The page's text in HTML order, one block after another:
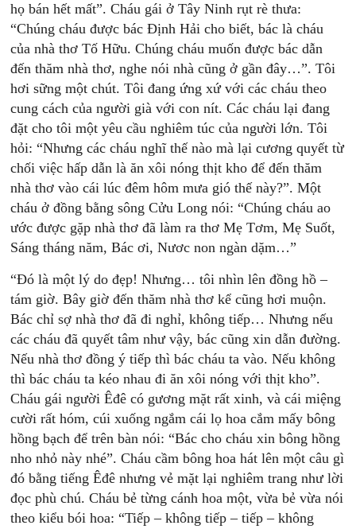
họ bán hết mất”. Cháu gái ở Tây Ninh rụt rè thưa:
“Chúng cháu được bác Định Hải cho biết, bác là cháu
của nhà thơ Tố Hữu. Chúng cháu muốn được bác dẫn
đến thăm nhà thơ, nghe nói nhà cũng ở gần đây…”. Tôi
hơi sững một chút. Tôi đang ứng xứ với các cháu theo
cung cách của người già với con nít. Các cháu lại đang
đặt cho tôi một yêu cầu nghiêm túc của người lớn. Tôi
hỏi: “Nhưng các cháu nghĩ thế nào mà lại cương quyết từ
chối việc hấp dẫn là ăn xôi nóng thịt kho để đến thăm
nhà thơ vào cái lúc đêm hôm mưa gió thế này?”. Một
cháu ở đồng bằng sông Cửu Long nói: “Chúng cháu ao
ước được gặp nhà thơ đã làm ra thơ Mẹ Tơm, Mẹ Suốt,
Sáng tháng năm, Bác ơi, Nươc non ngàn dặm…”
“Đó là một lý do đẹp! Nhưng… tôi nhìn lên đồng hồ –
tám giờ. Bây giờ đến thăm nhà thơ kể cũng hơi muộn.
Bác chỉ sợ nhà thơ đã đi nghỉ, không tiếp… Nhưng nếu
các cháu đã quyết tâm như vậy, bác cũng xin dẫn đường.
Nếu nhà thơ đồng ý tiếp thì bác cháu ta vào. Nếu không
thì bác cháu ta kéo nhau đi ăn xôi nóng với thịt kho”.
Cháu gái người Êđê có gương mặt rất xinh, và cái miệng
cười rất hóm, cúi xuống ngắm cái lọ hoa cắm mấy bông
hồng bạch để trên bàn nói: “Bác cho cháu xin bông hồng
nho nhỏ này nhé”. Cháu cầm bông hoa hát lên một câu gì
đó bằng tiếng Êđê nhưng vẻ mặt lại nghiêm trang như lời
đọc phù chú. Cháu bẻ từng cánh hoa một, vừa bẻ vừa nói
theo kiểu bói hoa: “Tiếp – không tiếp – tiếp – không